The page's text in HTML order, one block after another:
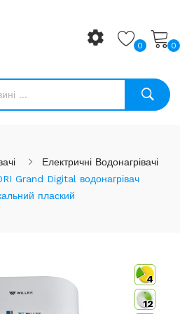
0 0
Електричні Водонагрівачі
Grand Digital водонагрівач
плаский
4
12